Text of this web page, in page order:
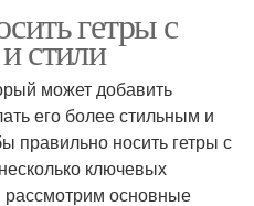
гетры с
стили
может добавить
его более стильным и
правильно носить гетры с
ключевых
основные